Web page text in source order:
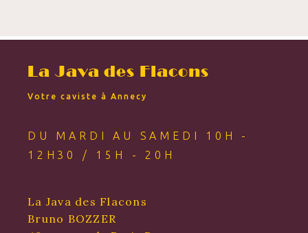
La Java des Flacons
Votre caviste à Annecy
DU MARDI AU SAMEDI 10H -
12H30 / 15H - 20H
La Java des Flacons
Bruno BOZZER